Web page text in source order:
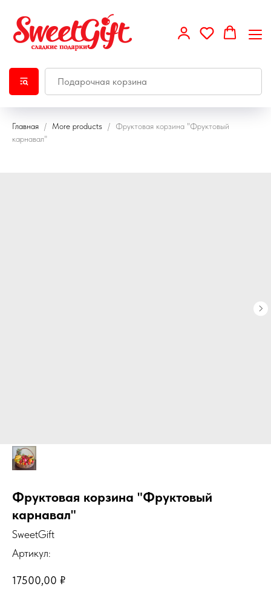
Главная More products
Фруктовая корзина "Фруктовый
карнавал"
Фруктовая корзина "Фруктовый
карнавал"
SweetGift
Артикул:
17500,00 ₽